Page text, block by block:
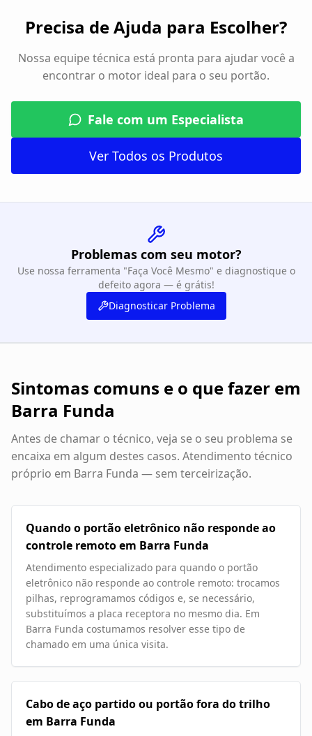
Precisa de Ajuda para Escolher?
Nossa equipe técnica está pronta para ajudar você a
encontrar o motor ideal para o seu portão.
Fale com um Especialista
Ver Todos os Produtos
Problemas com seu motor?
Use nossa ferramenta "Faça Você Mesmo" e diagnostique o
defeito agora — é grátis!
Diagnosticar Problema
Sintomas comuns e o que fazer em
Barra Funda
Antes de chamar o técnico, veja se o seu problema se
encaixa em algum destes casos. Atendimento técnico
próprio em Barra Funda — sem terceirização.
Quando o portão eletrônico não responde ao
controle remoto em Barra Funda
Atendimento especializado para quando o portão
eletrônico não responde ao controle remoto: trocamos
pilhas, reprogramamos códigos e, se necessário,
substituímos a placa receptora no mesmo dia. Em
Barra Funda costumamos resolver esse tipo de
chamado em uma única visita.
Cabo de aço partido ou portão fora do trilho
em Barra Funda